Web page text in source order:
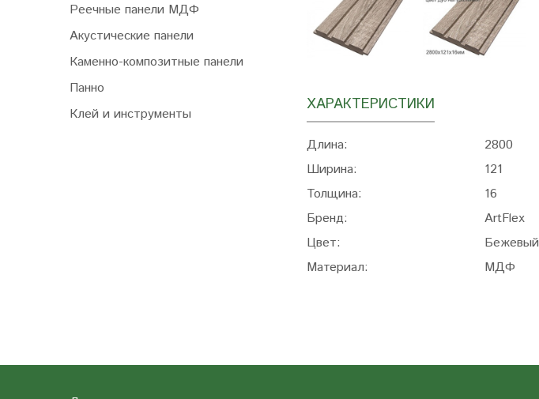
Реечные панели МДФ
Акустические панели
Каменно-композитные панели
Панно
Клей и инструменты
ХАРАКТЕРИСТИКИ
Длина:
2800
Ширина:
121
Толщина:
16
Бренд:
ArtFlex
Цвет:
Бежевый
Материал:
МДФ